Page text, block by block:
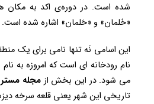
شده است. در دوره‌ی اکد به مکان
«خَلمان» و «حَلمان» اشاره شده است.
این اسامی نَه تنها نامی برای یک
نام رودخانه ای است که امروزه به
می شود. در این بخش ازمجله
تاریخی این شهر یعنی قلعه سرخه